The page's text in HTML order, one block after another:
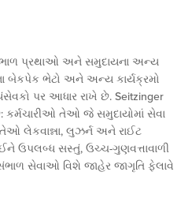
સંભાળ પ્રથાઓ અને સમુદાયના અન્ય
બેકપેક ભેટો અને અન્ય કાર્યક્રમો
પર આધાર રાખે છે. Seitzinger
તેઓ જે સમુદાયોમાં સેવા
લેકવાન્ના, લુઝર્ન અને રાઈટ
ઉપલબ્ધ સસ્તું, ઉચ્ચ-ગુણવત્તાવાળી
સેવાઓ વિશે જાહેર જાગૃતિ ફેલાવે